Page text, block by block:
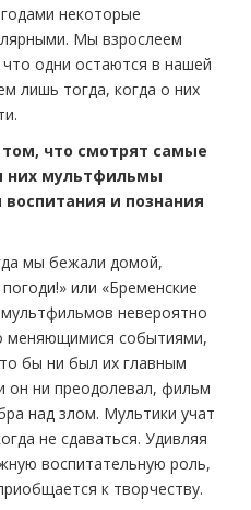
некоторые
Мы взрослеем
одни остаются в нашей
лишь тогда, когда о них
что смотрят самые
них мультфильмы
и познания
мы бежали домой,
или «Бременские
невероятно
меняющимися событиями,
бы ни был их главным
он ни преодолевал, фильм
над злом. Мультики учат
не сдаваться. Удивляя
воспитательную роль,
к творчеству.